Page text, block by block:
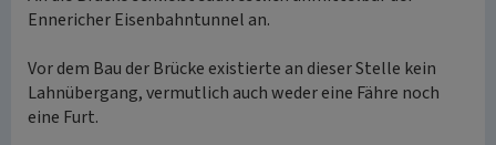
Ennericher Eisenbahntunnel an.
Vor dem Bau der Brücke existierte an dieser Stelle kein
Lahnübergang, vermutlich auch weder eine Fähre noch
eine Furt.